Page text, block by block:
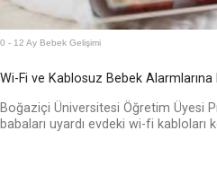
0 - 12 Ay Bebek Gelişimi
Wi-Fi ve Kablosuz Bebek Alarmlarına
Boğaziçi Üniversitesi Öğretim Üyesi
babaları uyardı evdeki wi-fi kabloları